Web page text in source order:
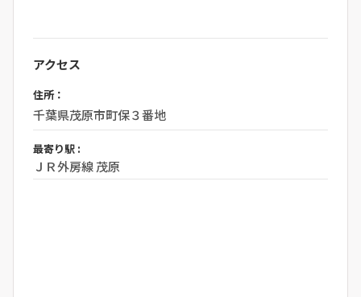
アクセス
住所：
千葉県茂原市町保３番地
最寄り駅 :
ＪＲ外房線 茂原